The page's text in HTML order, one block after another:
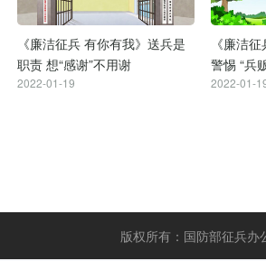
《廉洁征兵 有你有我》送兵是
职责 想“感谢”不用谢
2022-01-19
《廉洁
警惕 “兵
2022-01-
版权所有：国防部征兵办